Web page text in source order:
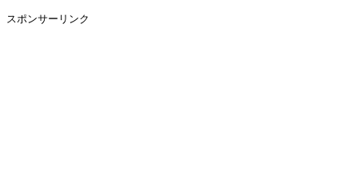
スポンサーリンク